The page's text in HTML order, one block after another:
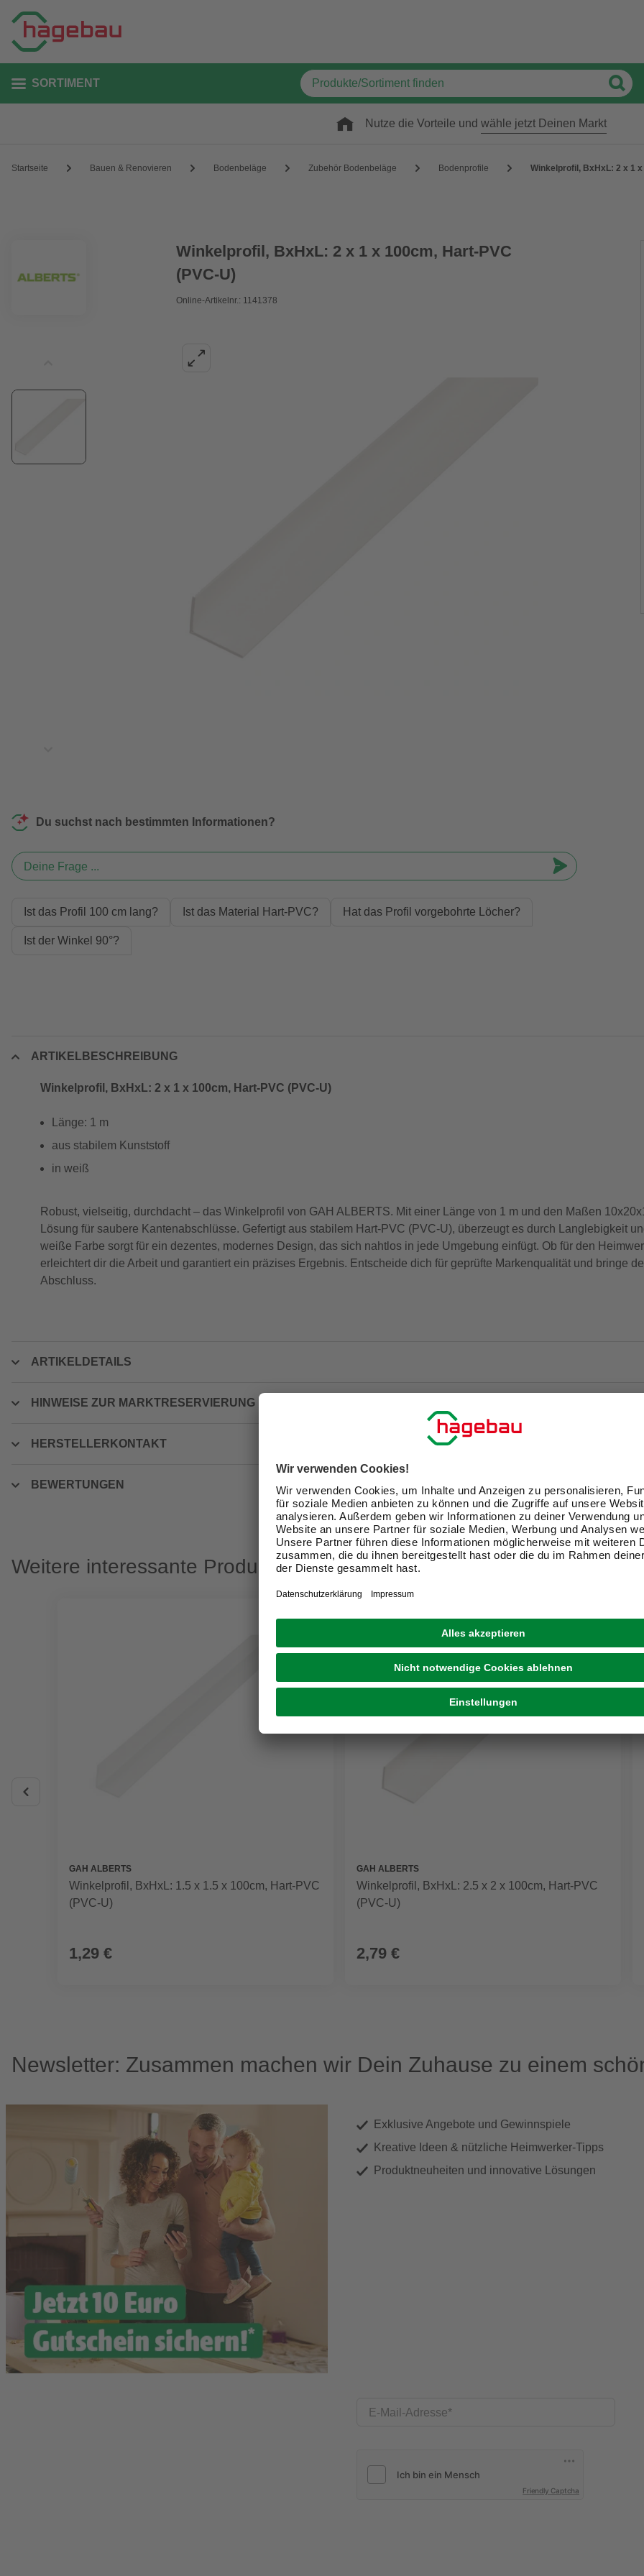
SORTIMENT
Nutze die Vorteile und wähle jetzt Deinen Markt
Startseite Bauen & Renovieren Bodenbeläge Zubehör Bodenbeläge Bodenprofile Winkelprofil, BxHxL: 2 x 1
Winkelprofil, BxHxL: 2 x 1 x 100cm, Hart-PVC
(PVC-U)
Online-Artikelnr.: 1141378
Du suchst nach bestimmten Informationen?
Deine Frage ...
Ist das Profil 100 cm lang? Ist das Material Hart-PVC? Hat das Profil vorgebohrte Löcher?
Ist der Winkel 90°?
ARTIKELBESCHREIBUNG
Winkelprofil, BxHxL: 2 x 1 x 100cm, Hart-PVC (PVC-U)
Länge: 1 m
aus stabilem Kunststoff
in weiß
Robust, vielseitig, durchdacht – das Winkelprofil von GAH ALBERTS. Mit einer Länge von 1 m und den Maßen
Lösung für saubere Kantenabschlüsse. Gefertigt aus stabilem Hart-PVC (PVC-U), überzeugt es durch Langlebigkeit
weiße Farbe sorgt für ein dezentes, modernes Design, das sich nahtlos in jede Umgebung einfügt. Ob für den
erleichtert dir die Arbeit und garantiert ein präzises Ergebnis. Entscheide dich für geprüfte Markenqualität und bringe
Abschluss.
ARTIKELDETAILS
HINWEISE ZUR MARKTRESERVIERUNG
HERSTELLERKONTAKT
BEWERTUNGEN
Weitere interessante Produkte
GAH ALBERTS
Winkelprofil, BxHxL: 1.5 x 1.5 x 100cm, Hart-PVC
(PVC-U)
1,29 €
GAH ALBERTS
Winkelprofil, BxHxL: 2.5 x 2 x 100cm, Hart-PVC
(PVC-U)
2,79 €
Newsletter: Zusammen machen wir Dein Zuhause zu einem
Exklusive Angebote und Gewinnspiele
Kreative Ideen & nützliche Heimwerker-Tipps
Produktneuheiten und innovative Lösungen
E-Mail-Adresse
Friendly Captcha